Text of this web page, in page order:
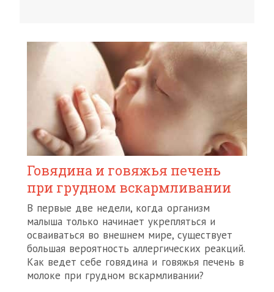
Говядина и говяжья печень
при грудном вскармливании
В первые две недели, когда организм
малыша только начинает укрепляться и
осваиваться во внешнем мире, существует
большая вероятность аллергических реакций.
Как ведет себе говядина и говяжья печень в
молоке при грудном вскармливании?